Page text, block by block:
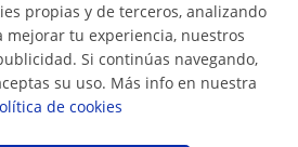
de alumnos
2026 Tusclases.co
propias y de terceros, analizando
mejorar tu experiencia, nuestros
Si continúas navegando,
su uso. Más info en nuestra
de cookies